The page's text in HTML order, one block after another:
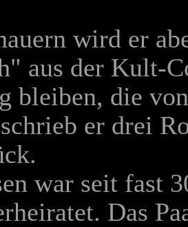
wird er
aus der Kult-
bleiben, die
er drei
war seit fast
Das